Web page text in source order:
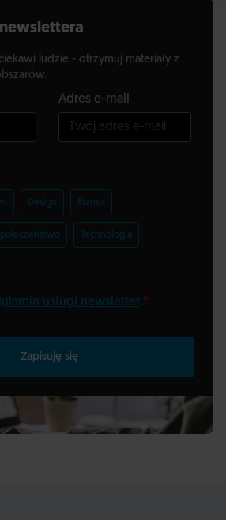
ludzie - otrzymuj materiały z
Adres e-mail
Design Biznes
Technologia
usługi newsletter.*
Zapisuję się